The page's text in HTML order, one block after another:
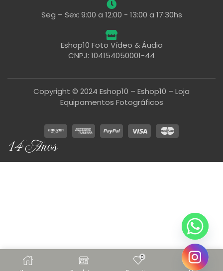
0
Seg – Sex: 9:00 a 12:00 - 13:00 a 17:30hs
Eshop10 Foto Vídeo & Áudio
CNPJ: 104154050001-44
Copyright © 2024 Eshop10 – Eshop10 – Loja
Equipamentos Fotográficos
14 Anos